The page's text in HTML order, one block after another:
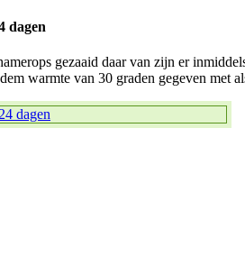
dagen
gezaaid daar van zijn er
warmte van 30 graden gegeven met